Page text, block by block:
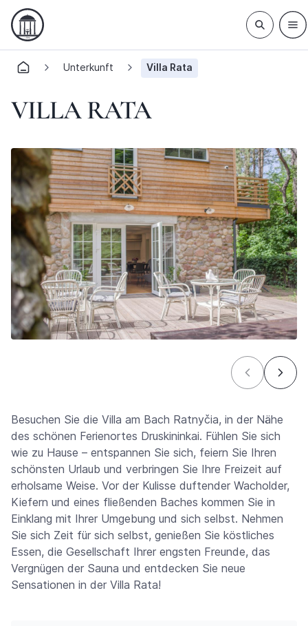
Unterkunft Villa Rata
VILLA RATA
Besuchen Sie die Villa am Bach Ratnyčia, in der Nähe
des schönen Ferienortes Druskininkai. Fühlen Sie sich
wie zu Hause – entspannen Sie sich, feiern Sie Ihren
schönsten Urlaub und verbringen Sie Ihre Freizeit auf
erholsame Weise. Vor der Kulisse duftender Wacholder,
Kiefern und eines fließenden Baches kommen Sie in
Einklang mit Ihrer Umgebung und sich selbst. Nehmen
Sie sich Zeit für sich selbst, genießen Sie köstliches
Essen, die Gesellschaft Ihrer engsten Freunde, das
Vergnügen der Sauna und entdecken Sie neue
Sensationen in der Villa Rata!